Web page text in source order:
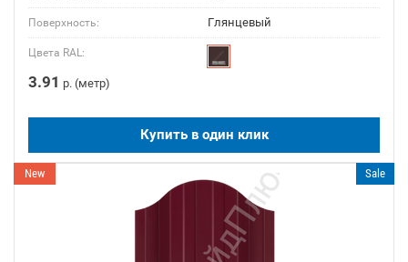
Поверхность: Глянцевый
Цвета RAL:
3.91 р. (метр)
Купить в один клик
New Sale